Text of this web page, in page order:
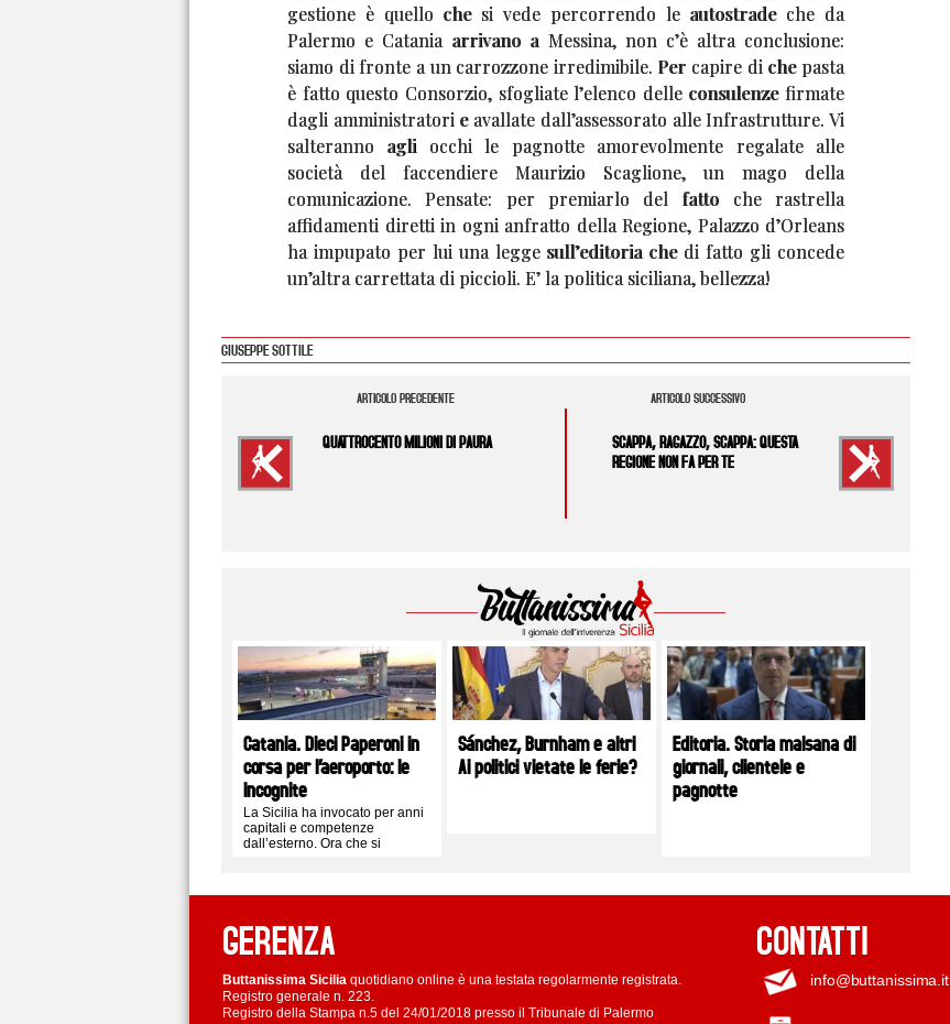
gestione è quello che si vede percorrendo le autostrade che da
Palermo e Catania arrivano a Messina, non c’è altra conclusione:
siamo di fronte a un carrozzone irredimibile. Per capire di che pasta
è fatto questo Consorzio, sfogliate l’elenco delle consulenze firmate
dagli amministratori e avallate dall’assessorato alle Infrastrutture. Vi
salteranno agli occhi le pagnotte amorevolmente regalate alle
società del faccendiere Maurizio Scaglione, un mago della
comunicazione. Pensate: per premiarlo del fatto che rastrella
affidamenti diretti in ogni anfratto della Regione, Palazzo d’Orleans
ha impupato per lui una legge sull’editoria che di fatto gli concede
un’altra carrettata di piccioli. E’ la politica siciliana, bellezza!
GIUSEPPE SOTTILE
ARTICOLO PRECEDENTE
QUATTROCENTO MILIONI DI PAURA
ARTICOLO SUCCESSIVO
SCAPPA, RAGAZZO, SCAPPA: QUESTA
REGIONE NON FA PER TE
Catania. Dieci Paperoni in
corsa per l’aeroporto: le
incognite
La Sicilia ha invocato per anni
capitali e competenze
dall’esterno. Ora che si
Sánchez, Burnham e altri
Ai politici vietate le ferie?
Editoria. Storia malsana di
giornali, clientele e
pagnotte
GERENZA
Buttanissima Sicilia quotidiano online è una testata regolarmente registrata.
Registro generale n. 223.
Registro della Stampa n.5 del 24/01/2018 presso il Tribunale di Palermo
CONTATTI
info@buttanissima.it